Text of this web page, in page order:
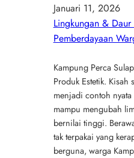
Januari 11, 2026
Lingkungan & Daur
Pemberdayaan
Kampung Perca
Produk Estetik. Kisah
menjadi contoh
mampu mengubah
bernilai tinggi.
tak terpakai yang
berguna, warga